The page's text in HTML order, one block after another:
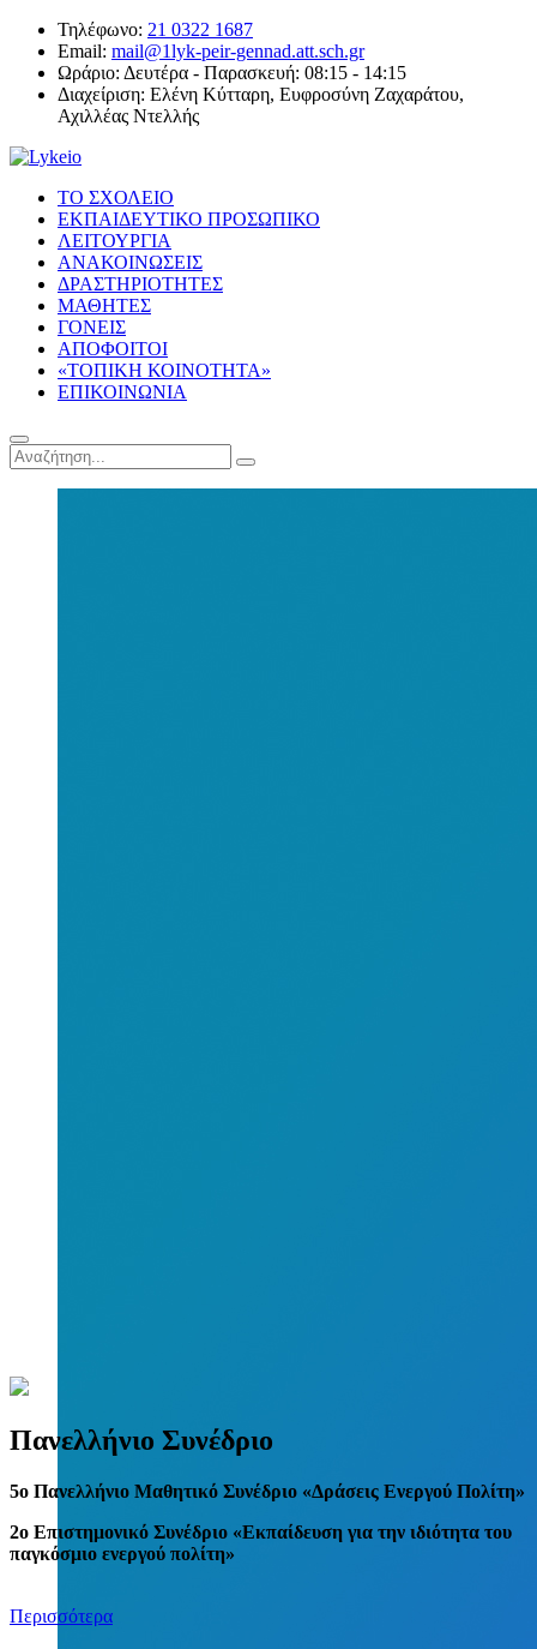
Τηλέφωνο: 21 0322 1687
Email: mail@1lyk-peir-gennad.att.sch.gr
Ωράριο: Δευτέρα - Παρασκευή: 08:15 - 14:15
Διαχείριση: Ελένη Κύτταρη, Ευφροσύνη Ζαχαράτου,
Αχιλλέας Ντελλής
ΤΟ ΣΧΟΛΕΙΟ
ΕΚΠΑΙΔΕΥΤΙΚΟ ΠΡΟΣΩΠΙΚΟ
ΛΕΙΤΟΥΡΓΙΑ
ΑΝΑΚΟΙΝΩΣΕΙΣ
ΔΡΑΣΤΗΡΙΟΤΗΤΕΣ
ΜΑΘΗΤΕΣ
ΓΟΝΕΙΣ
ΑΠΟΦΟΙΤΟΙ
«ΤΟΠΙΚΗ ΚΟΙΝΟΤΗΤΑ»
ΕΠΙΚΟΙΝΩΝΙΑ
Πανελλήνιο Συνέδριο
5o Πανελλήνιο Μαθητικό Συνέδριο «Δράσεις Ενεργού Πολίτη»
2ο Επιστημονικό Συνέδριο «Εκπαίδευση για την ιδιότητα του
παγκόσμιο ενεργού πολίτη»
Περισσότερα